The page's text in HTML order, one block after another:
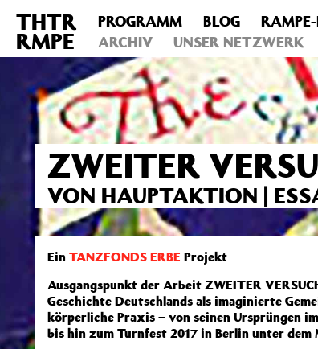
Deprecated : Die Funktion post_permalink ist seit
includes/functions.phpon line6031
THTR
RMPE
PROGRAMM BLOG
ARCHIV
UNSER NETZWERK
ZWEITER
VON HAUPTAKTION |
Ein TANZFONDS ERBE Projekt
Ausgangspunkt der Arbeit ZWEITER
Geschichte Deutschlands als imaginierte
körperliche Praxis – von seinen Ursprüngen
bis hin zum Turnfest 2017 in Berlin unter dem